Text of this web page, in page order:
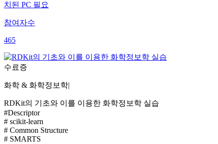
치된 PC 필요
참여자수
465
수료증
화학 & 화학정보학|
RDKit의 기초와 이를 이용한 화학정보학 실습
#Descriptor
# scikit-learn
# Common Structure
# SMARTS